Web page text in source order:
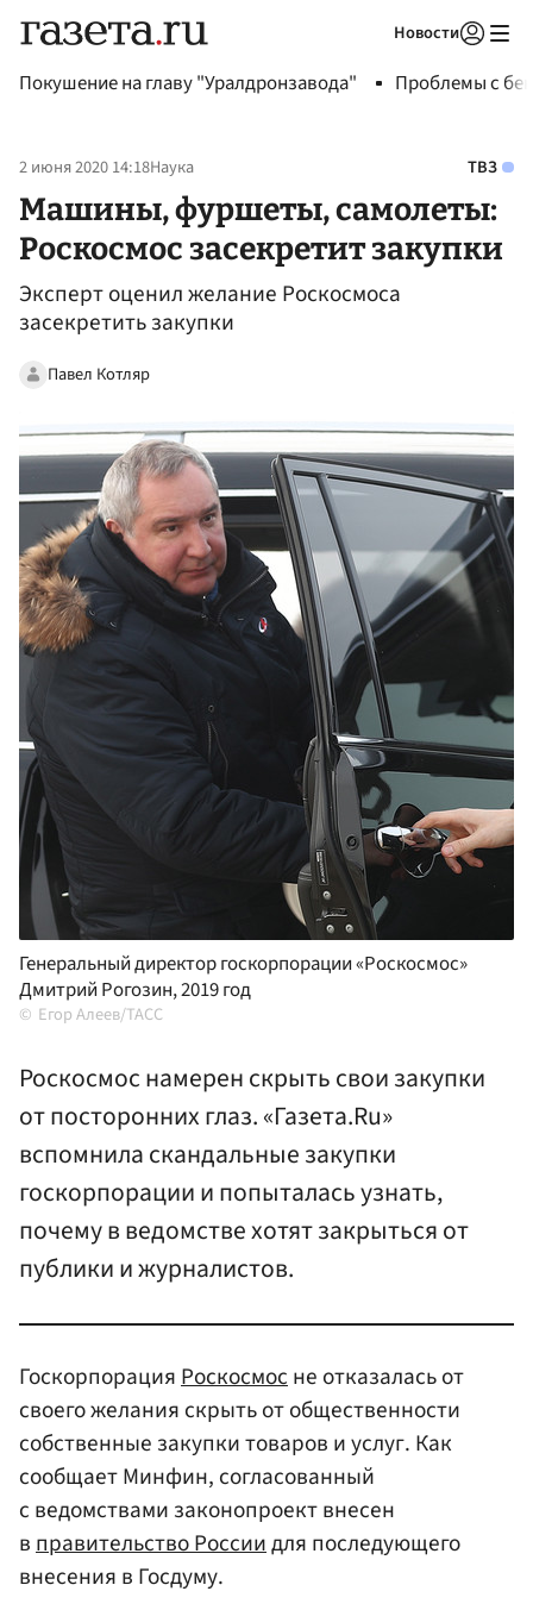
Новости
Покушение на главу "Уралдронзавода" Проблемы с
2 июня 2020 14:18Наука ТВЗ
Машины, фуршеты, самолеты:
Роскосмос засекретит закупки
Эксперт оценил желание Роскосмоса
засекретить закупки
Павел Котляр
Генеральный директор госкорпорации «Роскосмос»
Дмитрий Рогозин, 2019 год
Егор Алеев/ТАСС
Роскосмос намерен скрыть свои закупки
от посторонних глаз. «Газета.Ru»
вспомнила скандальные закупки
госкорпорации и попыталась узнать,
почему в ведомстве хотят закрыться от
публики и журналистов.
ГоскорпорацияРоскосмосне отказалась от
своего желания скрыть от общественности
собственные закупки товаров и услуг. Как
сообщает Минфин, согласованный
с ведомствами законопроект внесен
вправительство Россиидля последующего
внесения в Госдуму.